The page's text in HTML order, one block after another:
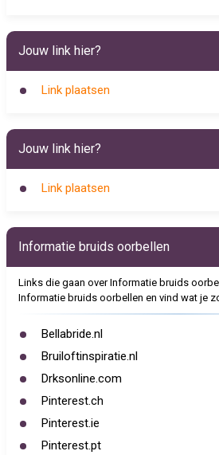
Jouw link hier?
Link plaatsen
Jouw link hier?
Link plaatsen
Informatie bruids oorbellen
Links die gaan over Informatie bruids
Informatie bruids oorbellen en vind wat je
Bellabride.nl
Bruiloftinspiratie.nl
Drksonline.com
Pinterest.ch
Pinterest.ie
Pinterest.pt